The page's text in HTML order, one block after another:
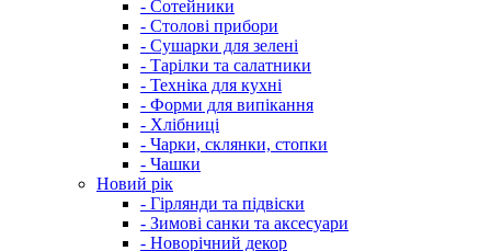
- Сотейники
- Столові прибори
- Сушарки для зелені
- Тарілки та салатники
- Техніка для кухні
- Форми для випікання
- Хлібниці
- Чарки, склянки, стопки
- Чашки
Новий рік
- Гірлянди та підвіски
- Зимові санки та аксесуари
- Новорічний декор